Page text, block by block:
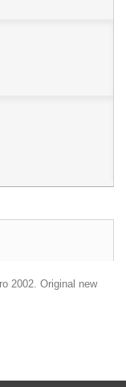
2002. Original new